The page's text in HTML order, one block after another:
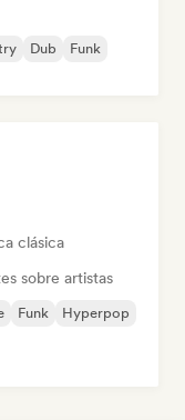
Dub
Funk
clásica
sobre artistas
Funk
Hyperpop